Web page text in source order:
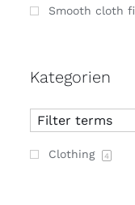
Smooth cloth finish
Kategorien
Clothing 4